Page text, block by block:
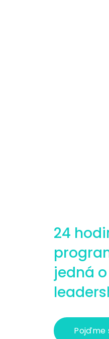
24
jedná
Pojďme